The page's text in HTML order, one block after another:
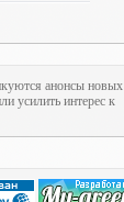
анонсы новых
усилить интерес к